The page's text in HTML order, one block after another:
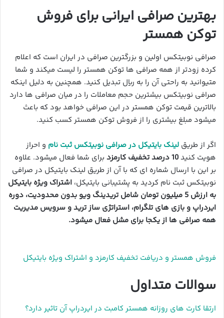
بهترین صرافی ایرانی برای فروش
توکن همستر
صرافی نوبیتکس اولین و بزرگترین صرافی در ایران است که اعلام
کرده زودتر از همه صرافی ها توکن همستر را لیست میکند و شما
متیوانید به راحتی آن را به ریال تبدیل کنید. همچنین به دلیل اینکه
صرافی نوبیتکس بیشترین حجم معاملات را در میان صرافی ها دارد
بالاترین قیمت توکن همستر در این صرافی خواهد بود که باعث
میشود مبلغ بیشتری را از فروش توکن همستر کسب کنید.
اگر از طریق لینک بایتیکل در صرافی نوبیتکس ثبت نام و احراز
هویت کنید10 درصد تخفیف کارمزد
برای شما فعال میشود. علاوه
بر این با ارسال شماره ای که با آن از طریق لینک بایتیکل در صرافی
نوبیتکس ثبت نام کردید به پشتیبانی بایتیکل، اشتراک ویژه بایتیکل
به ارزش 5 میلیون تومان شامل تریدینگ ویو بدون محدودیت، دوره
ایردراپ و بازی های تلگرام، استراتژی ساز ترید و سرویس مدیریت
همه صرافی ها از یکجا برای مشل فعال میشود.
فروش همستر و دریافت تخفیف کارمزد و اشتراک ویژه بایتیکل
سوالات متداول
ارتقا کارت های روزانه همستر کامبت در ایردراپ آن تاثیر دارد؟